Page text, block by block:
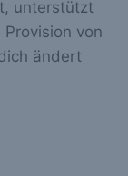
unterstützt
von
ändert